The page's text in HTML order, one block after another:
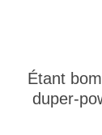
Étant
duper-